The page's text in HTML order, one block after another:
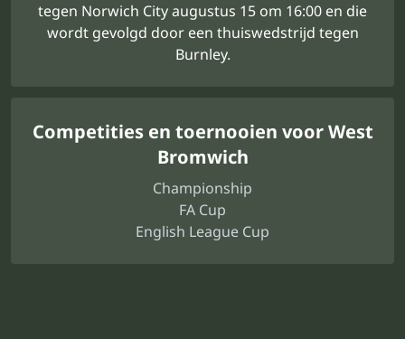
tegen Norwich City augustus 15 om 16:00 en die
wordt gevolgd door een thuiswedstrijd tegen
Burnley.
Competities en toernooien voor West
Bromwich
Championship
FA Cup
English League Cup